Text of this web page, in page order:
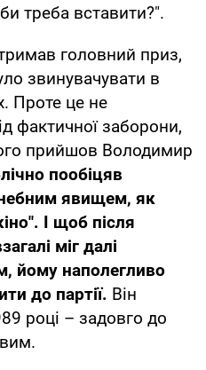
треба вставити?".
головний приз,
звинувачувати в
Проте це не
фактичної заборони,
прийшов Володимир
пообіцяв
явищем, як
І щоб після
міг далі
йому наполегливо
до партії. Він
році – задовго до